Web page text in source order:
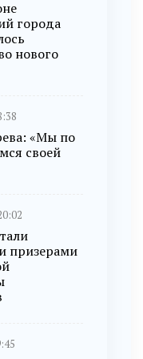
города
нового
«Мы по
своей
призерами